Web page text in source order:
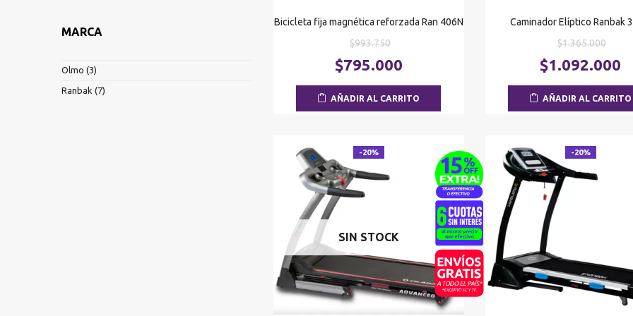
Bicicleta fija magnética reforzada Ran 406N
$993.750El
precio
original
$795.000
AÑADIR AL CARRITO
Caminador Elíptico Ranbak
$1.365.000El
precio
$1.092.000
AÑADIR AL CARRITO
-20%
SIN STOCK
-20%
MARCA
Olmo (3)
Ranbak (7)